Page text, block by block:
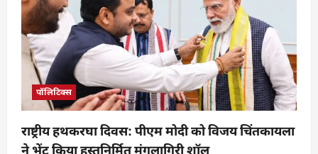
पॉलिटिक्स
राष्ट्रीय हथकरघा दिवस: पीएम मोदी को विजय चिंतकायला
ने भेंट किया हस्तनिर्मित मंगलागिरी शॉल